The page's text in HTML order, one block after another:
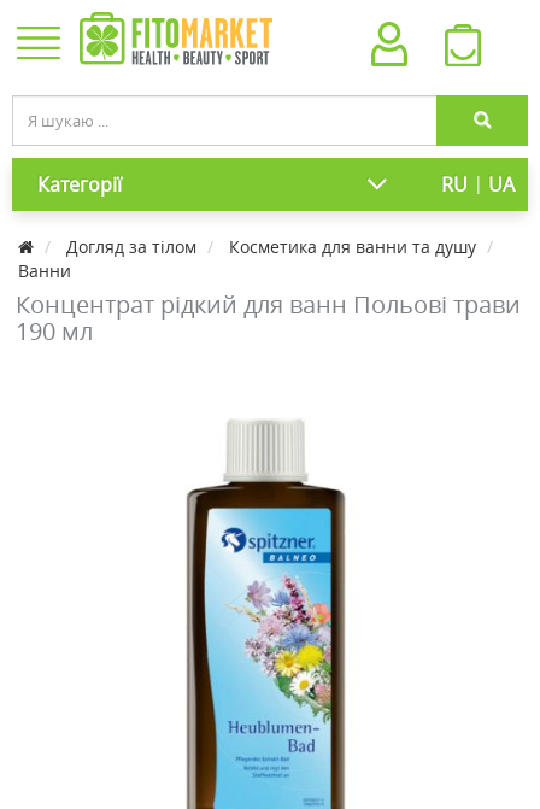
Категорії RU | UA
Догляд за тілом
Косметика для ванни та душу
Ванни
Концентрат рідкий для ванн Польові трави
190 мл